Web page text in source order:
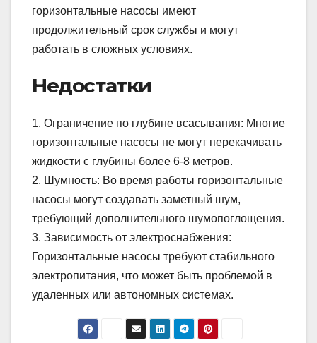
горизонтальные насосы имеют
продолжительный срок службы и могут
работать в сложных условиях.
Недостатки
1. Ограничение по глубине всасывания: Многие
горизонтальные насосы не могут перекачивать
жидкости с глубины более 6-8 метров.
2. Шумность: Во время работы горизонтальные
насосы могут создавать заметный шум,
требующий дополнительного шумопоглощения.
3. Зависимость от электроснабжения:
Горизонтальные насосы требуют стабильного
электропитания, что может быть проблемой в
удаленных или автономных системах.